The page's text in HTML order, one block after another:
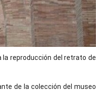
la reproducción del retrato de
de la colección del museo